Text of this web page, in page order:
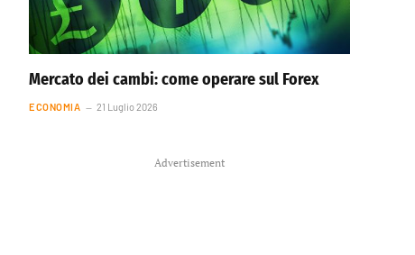
Mercato dei cambi: come operare sul Forex
ECONOMIA 21 Luglio 2026
Advertisement